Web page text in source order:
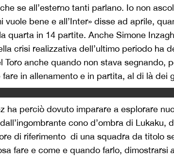
se all’esterno tanti parlano. Io non
vuole bene e all’Inter» disse ad aprile,
quarta in 14 partite. Anche Simone
crisi realizzativa dell’ultimo periodo ha
Toro anche quando non stava segnando,
in allenamento e in partita, al di là dei
ha perciò dovuto imparare a esplorare
cono d’ombra di Lukaku,
di riferimento di una squadra da titolo
fare e come e quando farlo, dimostrarsi